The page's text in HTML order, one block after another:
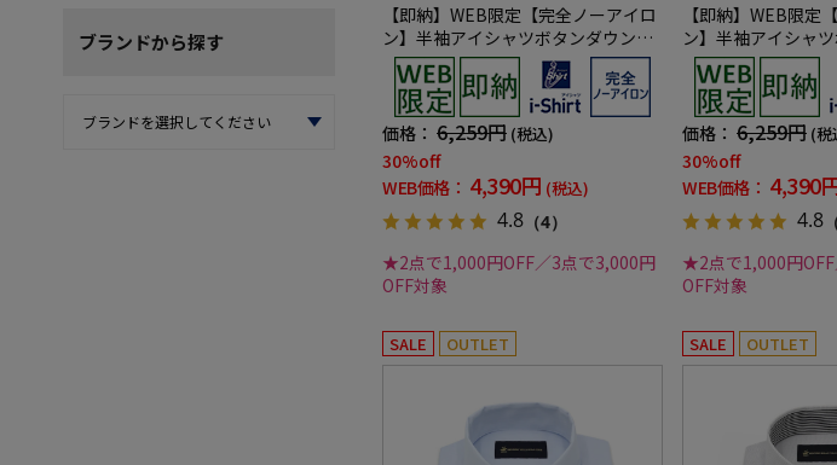
ブランドから探す
【即納】WEB限定【完全ノーアイロ
ン】半袖アイシャツボタンダウンス
トレッチストライプi-shirtワイシャ
ツ春夏
価格： 6,259円 (税込)
30%off
WEB価格： 4,390円 (税込)
4.8 （4）
★2点で1,000円OFF／3点で3,000円
OFF対象
【即納】WEB限定
ン】半袖アイシャ
トレッチストライ
ツ春夏
価格： 6,259円 (税
30%off
WEB価格： 4,390
4.8
★2点で1,000円
OFF対象
SALE OUTLET SALE OUTLET